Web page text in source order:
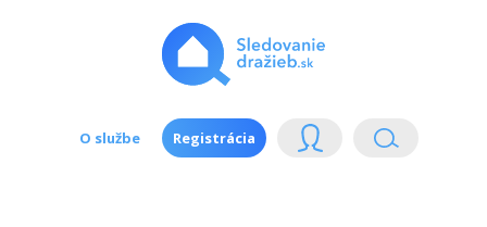
O službe Registrácia